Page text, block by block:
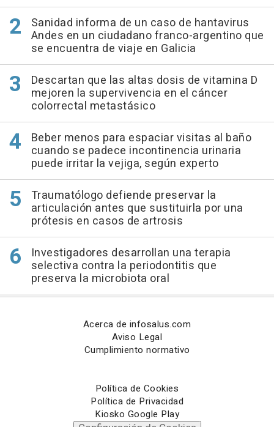
Sanidad informa de un caso de hantavirus
Andes en un ciudadano franco-argentino que
se encuentra de viaje en Galicia
Descartan que las altas dosis de vitamina D
mejoren la supervivencia en el cáncer
colorrectal metastásico
Beber menos para espaciar visitas al baño
cuando se padece incontinencia urinaria
puede irritar la vejiga, según experto
Traumatólogo defiende preservar la
articulación antes que sustituirla por una
prótesis en casos de artrosis
Investigadores desarrollan una terapia
selectiva contra la periodontitis que
preserva la microbiota oral
Acerca de infosalus.com
Aviso Legal
Cumplimiento normativo
Política de Cookies
Política de Privacidad
Kiosko Google Play